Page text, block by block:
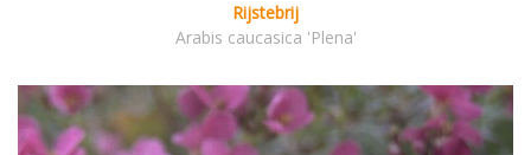
Rijstebrij
Arabis caucasica 'Plena'